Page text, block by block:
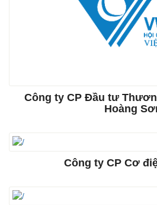
Công ty CP Đầu tư
Hoàng
Công ty CP Cơ